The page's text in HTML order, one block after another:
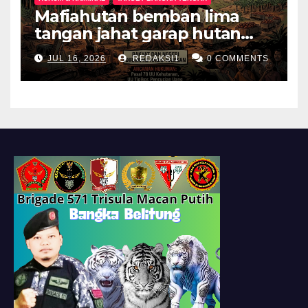
Mafiahutan bemban lima
tangan jahat garap hutan
produksi jadi perkebunan
sawit negeri dan rakyat
dirampas habis habisan
JUL 16, 2026 REDAKSI1 0 COMMENTS